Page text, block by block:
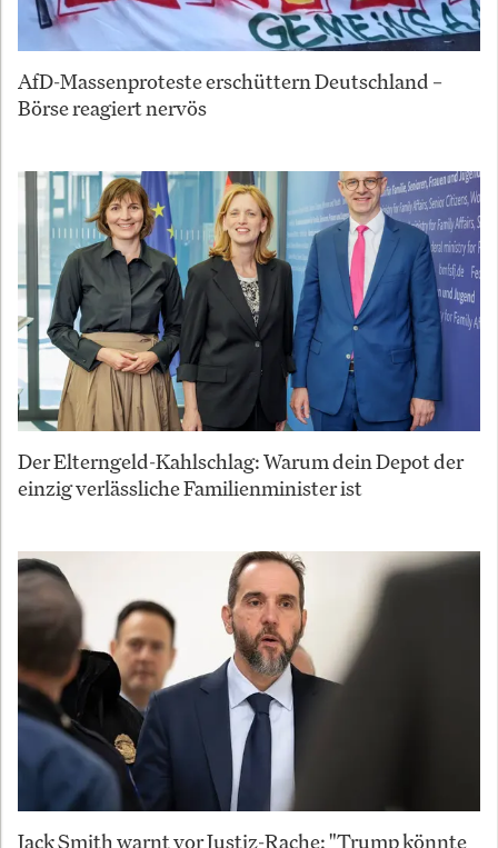
AfD-Massenproteste erschüttern Deutschland –
Börse reagiert nervös
Der Elterngeld-Kahlschlag: Warum dein Depot der
einzig verlässliche Familienminister ist
Jack Smith warnt vor Justiz-Rache: "Trump könnte